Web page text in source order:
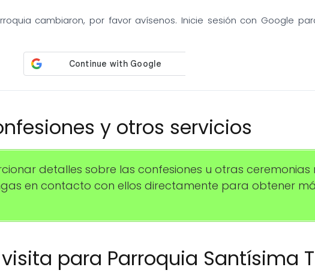
cambiaron, por favor avísenos. Inicie sesión con Google
y otros servicios
detalles sobre las confesiones u otras ceremonias
en contacto con ellos directamente para obtener
para Parroquia Santísima